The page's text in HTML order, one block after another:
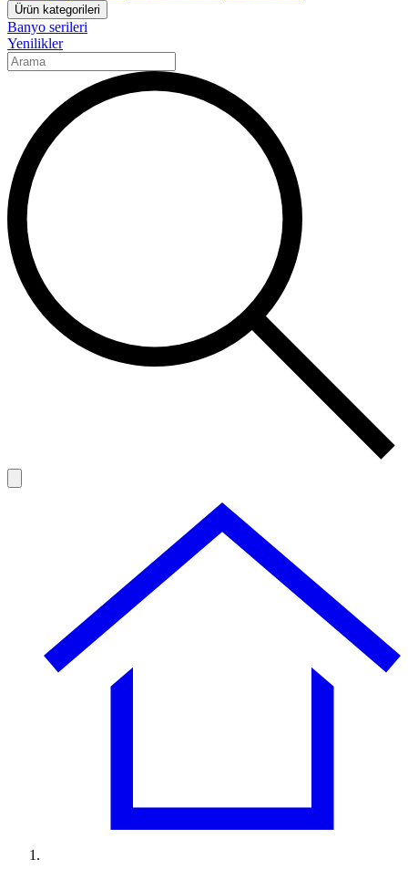
Ürün kategorileri
Banyo serileri
Yenilikler